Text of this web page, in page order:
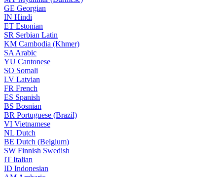
GE Georgian
IN Hindi
ET Estonian
SR Serbian Latin
KM Cambodia (Khmer)
SA Arabic
YU Cantonese
SO Somali
LV Latvian
FR French
ES Spanish
BS Bosnian
BR Portuguese (Brazil)
VI Vietnamese
NL Dutch
BE Dutch (Belgium)
SW Finnish Swedish
IT Italian
ID Indonesian